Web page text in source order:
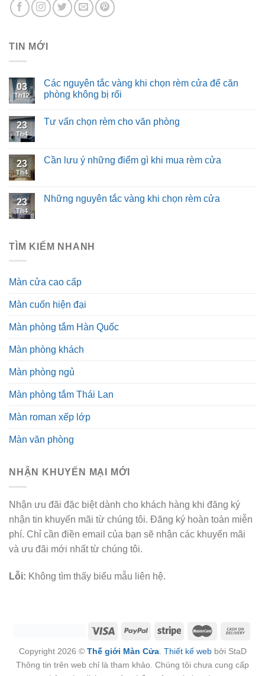
TIN MỚI
03
Th12
Các nguyên tắc vàng khi chọn rèm cửa để căn
phòng không bị rối
23
Th4
Tư vấn chọn rèm cho văn phòng
23
Th4
Cần lưu ý những điểm gì khi mua rèm cửa
23
Th4
Những nguyên tắc vàng khi chọn rèm cửa
TÌM KIẾM NHANH
Màn cửa cao cấp
Màn cuốn hiện đại
Màn phòng tắm Hàn Quốc
Màn phòng khách
Màn phòng ngủ
Màn phòng tắm Thái Lan
Màn roman xếp lớp
Màn văn phòng
NHẬN KHUYẾN MẠI MỚI
Nhận ưu đãi đặc biệt dành cho khách hàng khi đăng ký
nhận tin khuyến mãi từ chúng tôi. Đăng ký hoàn toàn miễn
phí. Chỉ cần điền email của bạn sẽ nhận các khuyến mãi
và ưu đãi mới nhất từ chúng tôi.
Lỗi: Không tìm thấy biểu mẫu liên hệ.
Copyright 2026 © Thế giới Màn Cửa. Thiết kế webbởi StaD
Thông tin trên web chỉ là tham khảo. Chúng tôi chưa cung cấp